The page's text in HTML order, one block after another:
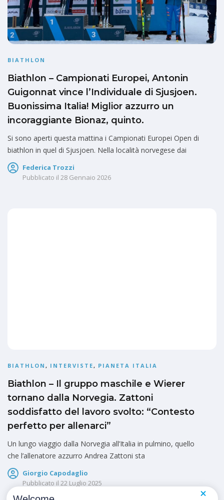
BIATHLON
Biathlon – Campionati Europei, Antonin
Guigonnat vince l’Individuale di Sjusjoen.
Buonissima Italia! Miglior azzurro un
incoraggiante Bionaz, quinto.
Si sono aperti questa mattina i Campionati Europei Open di
biathlon in quel di Sjusjoen. Nella località norvegese dai
Federica Trozzi
Pubblicato il 28 Gennaio 2026
BIATHLON , INTERVISTE, PIANETA ITALIA
Biathlon – Il gruppo maschile e Wierer
tornano dalla Norvegia. Zattoni
soddisfatto del lavoro svolto: “Contesto
perfetto per allenarci”
Un lungo viaggio dalla Norvegia all’Italia in pulmino, quello
che l’allenatore azzurro Andrea Zattoni sta
Giorgio Capodaglio
Pubblicato il 22 Luglio 2025